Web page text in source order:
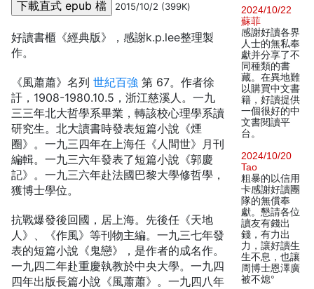
2015/10/2 (399K)
好讀書櫃《經典版》，感謝k.p.lee整理製
作。
《風蕭蕭》名列 世紀百強第 67。作者徐
訏，1908-1980.10.5，浙江慈溪人。一九
三三年北大哲學系畢業，轉該校心理學系讀
研究生。北大讀書時發表短篇小說《煙
圈》。一九三四年在上海任《人間世》月刊
編輯。一九三六年發表了短篇小說《郭慶
記》。一九三六年赴法國巴黎大學修哲學，
獲博士學位。
抗戰爆發後回國，居上海。先後任《天地
人》、《作風》等刊物主編。一九三七年發
表的短篇小說《鬼戀》，是作者的成名作。
一九四二年赴重慶執教於中央大學。一九四
四年出版長篇小說《風蕭蕭》。一九四八年
2024/10/22
蘇菲
感謝好讀各界
人士的無私奉
獻并分享了不
同種類的書
藏。在異地難
以購買中文書
籍，好讀提供
一個很好的中
文書閱讀平
台。
2024/10/20
Tao
粗暴的以信用
卡感謝好讀團
隊的無償奉
獻。懇請各位
讀友有錢出
錢，有力出
力，讓好讀生
生不息，也讓
周博士恩澤廣
被不熄°